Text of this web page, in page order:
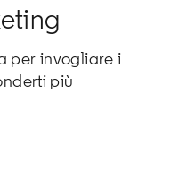
per invogliare i
più